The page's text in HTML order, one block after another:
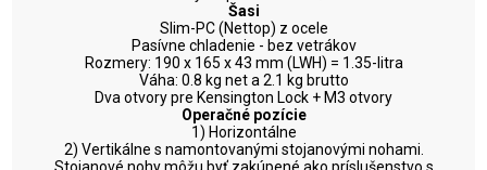
Šasi
Slim-PC (Nettop) z ocele
Pasívne chladenie - bez vetrákov
Rozmery: 190 x 165 x 43 mm (LWH) = 1.35-litra
Váha: 0.8 kg net a 2.1 kg brutto
Dva otvory pre Kensington Lock + M3 otvory
Operačné pozície
1) Horizontálne
2) Vertikálne s namontovanými stojanovými nohami.